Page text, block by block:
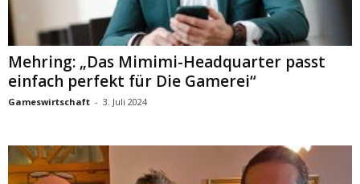
Mehring: „Das Mimimi-Headquarter passt
einfach perfekt für Die Gamerei“
Gameswirtschaft - 3. Juli 2024